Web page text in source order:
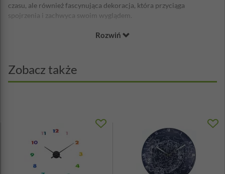
czasu, ale również fascynująca dekoracja, która przyciąga
spojrzenia i zachwyca swoim wyglądem.
Odkryj tajemnicę zegara zegara
„Milky Way Dome” wykorzystuje najnowszą technologię świecenia
w ciemności, podobnie jak jego poprzednik „Milky Way Dome”. Po
widowisko trwa przez około 4 godziny po naładowaniu, co sprawia,
że wieczory stają się jeszcze bardziej magiczne.
Cichy mechanizm zegara zapewnia spokojny sen i harmonię w
pomieszczeniu, a jednocześnie pozwala cieszyć się jego urokiem bez
zbędnego hałasu. Działa na jedną baterię AA (brak w zestawie), co
Rozwiń
Zobacz także